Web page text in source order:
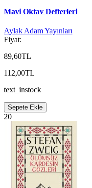
Mavi Oktav Defterleri
Aylak Adam Yayınları
Fiyat:
89,60TL
112,00TL
text_instock
Sepete Ekle
20